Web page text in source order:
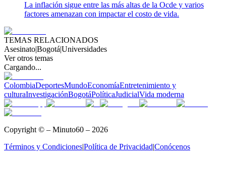
La inflación sigue entre las más altas de la Ocde y varios
factores amenazan con impactar el costo de vida.
TEMAS RELACIONADOS
Asesinato|Bogotá|Universidades
Ver otros temas
Cargando...
ColombiaDeportesMundoEconomíaEntretenimiento y
culturaInvestigaciónBogotáPolíticaJudicialVida moderna
Copyright © – Minuto60 – 2026
Términos y Condiciones|Política de Privacidad|Conócenos